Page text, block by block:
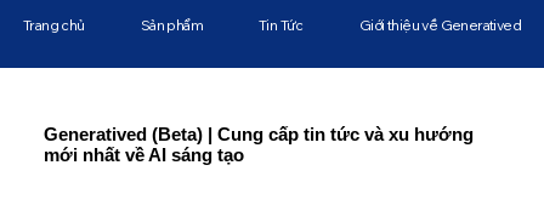
Generatived (Beta) | Cung cấp tin tức và xu hướng
mới nhất về AI sáng tạo
Trang chủ Sản phẩm Tin Tức Giới thiệu về Generatived